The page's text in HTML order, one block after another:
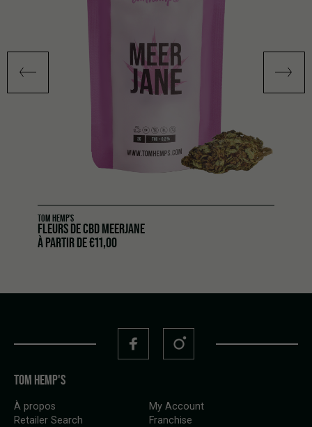
TOM HEMP'S
FLEURS DE CBD MEERJANE
À PARTIR DE€11,00
TOM HEMP'S
À propos
Retailer Search
My Account
Franchise